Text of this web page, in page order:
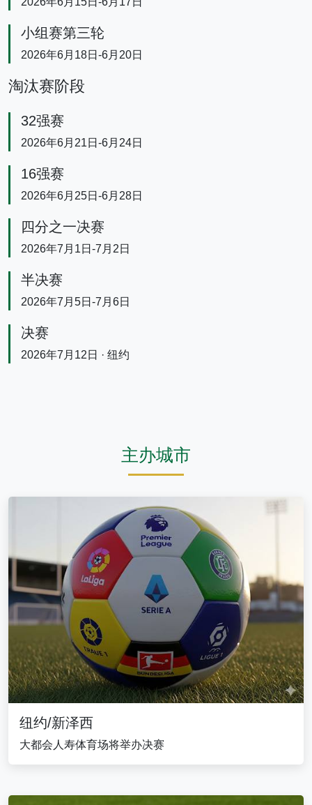
小组赛第三轮
2026年6月18日-6月20日
淘汰赛阶段
32强赛
2026年6月21日-6月24日
16强赛
2026年6月25日-6月28日
四分之一决赛
2026年7月1日-7月2日
半决赛
2026年7月5日-7月6日
决赛
2026年7月12日 · 纽约
主办城市
纽约/新泽西
大都会人寿体育场将举办决赛